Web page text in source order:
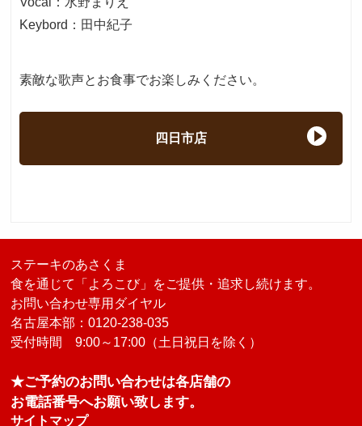
Keybord：田中紀子
素敵な歌声とお食事でお楽しみください。
四日市店
ステーキのあさくま
食を通じて「よろこび」をご提供・追求し続けます。
お問い合わせ専用ダイヤル
名古屋本部：0120-238-035
受付時間 9:00～17:00（土日祝日を除く）
★ご予約のお問い合わせは各店舗の
お電話番号へお願い致します。
サイトマップ